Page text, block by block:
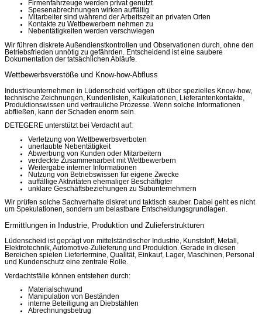
Firmenfahrzeuge werden privat genutzt
Spesenabrechnungen wirken auffällig
Mitarbeiter sind während der Arbeitszeit an privaten Orten
Kontakte zu Wettbewerbern nehmen zu
Nebentätigkeiten werden verschwiegen
Wir führen diskrete Außendienstkontrollen und Observationen durch, ohne den
Betriebsfrieden unnötig zu gefährden. Entscheidend ist eine saubere
Dokumentation der tatsächlichen Abläufe.
Wettbewerbsverstöße und Know-how-Abfluss
Industrieunternehmen in Lüdenscheid verfügen oft über spezielles Know-how,
technische Zeichnungen, Kundenlisten, Kalkulationen, Lieferantenkontakte,
Produktionswissen und vertrauliche Prozesse. Wenn solche Informationen
abfließen, kann der Schaden enorm sein.
DETEGERE unterstützt bei Verdacht auf:
Verletzung von Wettbewerbsverboten
unerlaubte Nebentätigkeit
Abwerbung von Kunden oder Mitarbeitern
verdeckte Zusammenarbeit mit Wettbewerbern
Weitergabe interner Informationen
Nutzung von Betriebswissen für eigene Zwecke
auffällige Aktivitäten ehemaliger Beschäftigter
unklare Geschäftsbeziehungen zu Subunternehmern
Wir prüfen solche Sachverhalte diskret und taktisch sauber. Dabei geht es nicht
um Spekulationen, sondern um belastbare Entscheidungsgrundlagen.
Ermittlungen in Industrie, Produktion und Zulieferstrukturen
Lüdenscheid ist geprägt von mittelständischer Industrie, Kunststoff, Metall,
Elektrotechnik, Automotive-Zulieferung und Produktion. Gerade in diesen
Bereichen spielen Liefertermine, Qualität, Einkauf, Lager, Maschinen, Personal
und Kundenschutz eine zentrale Rolle.
Verdachtsfälle können entstehen durch:
Materialschwund
Manipulation von Beständen
interne Beteiligung an Diebstählen
Abrechnungsbetrug